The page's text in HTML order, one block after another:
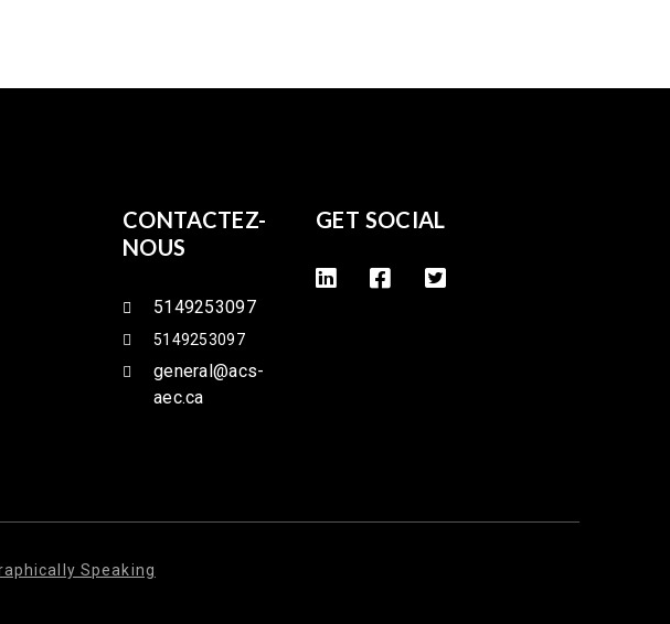
CONTACTEZ-
NOUS
5149253097
5149253097
general@acs-
aec.ca
GET SOCIAL
Speaking